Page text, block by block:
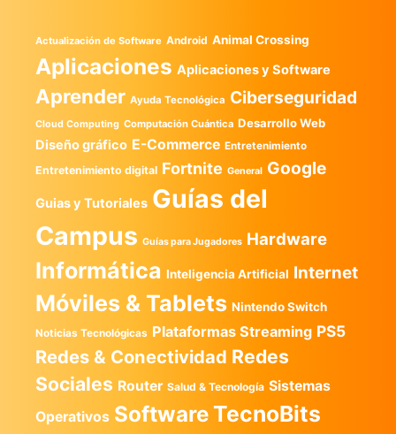
Actualización de Software Android Animal Crossing
Aplicaciones Aplicaciones y Software
Aprender Ayuda Tecnológica Ciberseguridad
Cloud Computing Computación Cuántica Desarrollo Web
Diseño gráfico E-Commerce Entretenimiento
Entretenimiento digital Fortnite General Google
Guias y Tutoriales Guías del
Campus Guías para Jugadores Hardware
Informática Inteligencia Artificial Internet
Móviles & Tablets Nintendo Switch
Noticias Tecnológicas Plataformas Streaming PS5
Redes & Conectividad Redes
Sociales Router Salud & Tecnología Sistemas
Operativos SoftwareTecnoBits